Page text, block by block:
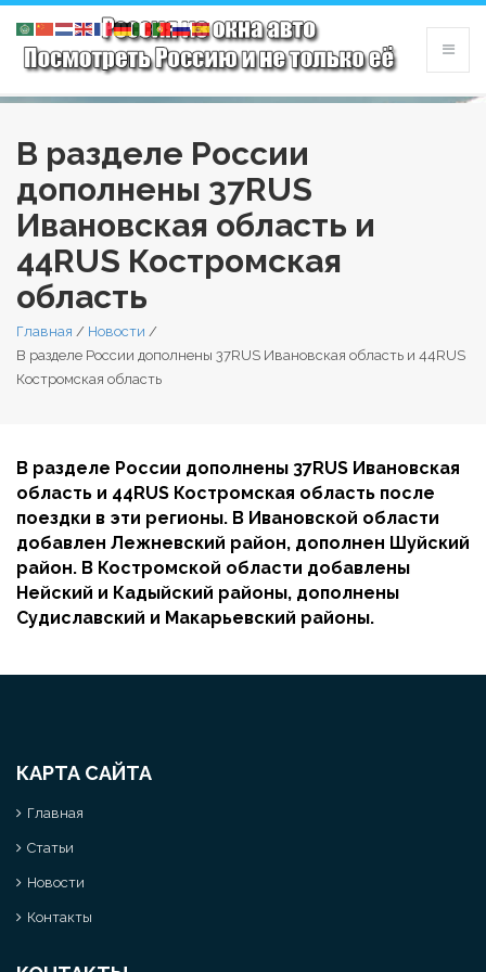
В разделе России
дополнены 37RUS
Ивановская область и
44RUS Костромская
область
Главная / Новости /
В разделе России дополнены 37RUS Ивановская область и 44RUS
Костромская область
В разделе России дополнены 37RUS Ивановская
область и 44RUS Костромская область после
поездки в эти регионы. В Ивановской области
добавлен Лежневский район, дополнен Шуйский
район. В Костромской области добавлены
Нейский и Кадыйский районы, дополнены
Судиславский и Макарьевский районы.
КАРТА САЙТА
Главная
Статьи
Новости
Контакты